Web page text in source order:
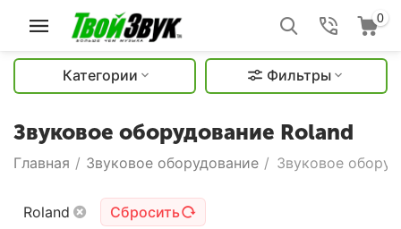
0
Категории Фильтры
Звуковое оборудование Roland
Главная / Звуковое оборудование / Звуковое
Roland Сбросить